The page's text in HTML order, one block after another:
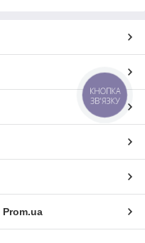
Prom.ua
КНОПКА
ЗВ'ЯЗКУ